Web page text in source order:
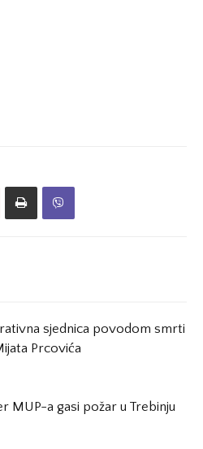
sjednica povodom smrti
Prcovića
MUP-a gasi požar u Trebinju